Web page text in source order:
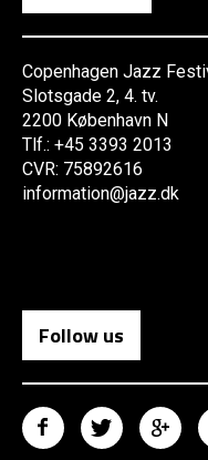
Copenhagen Jazz
Slotsgade 2, 4. tv.
2200 København N
Tlf.: +45 3393 2013
CVR: 75892616
information@jazz.dk
Follow us